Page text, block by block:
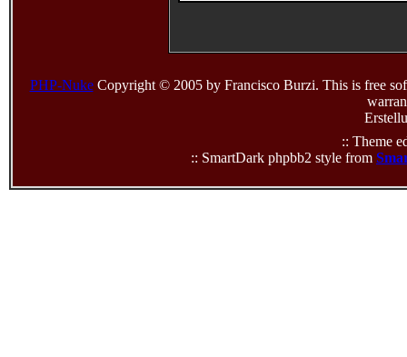
PHP-NukeCopyright © 2005 by Francisco Burzi. This is free
:: Theme
:: SmartDark phpbb2 style from